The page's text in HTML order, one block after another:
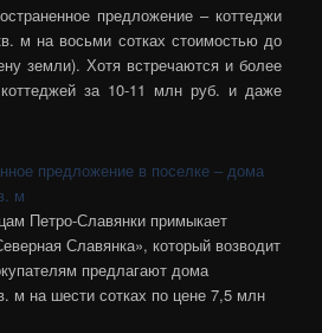
предложение – коттеджи
м на восьми сотках стоимостью до
земли). Хотя встречаются и более
за 10-11 млн руб. и даже
Петро-Славянки примыкает
Славянка», который возводит
предлагают дома
м на шести сотках по цене 7,5 млн